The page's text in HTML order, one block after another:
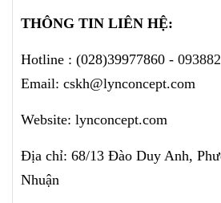
THÔNG TIN LIÊN HỆ:
Hotline : (028)39977860 -
Email: cskh@lynconcept.com
Website: lynconcept.com
Địa chỉ: 68/13 Đào Duy Anh,
Nhuận